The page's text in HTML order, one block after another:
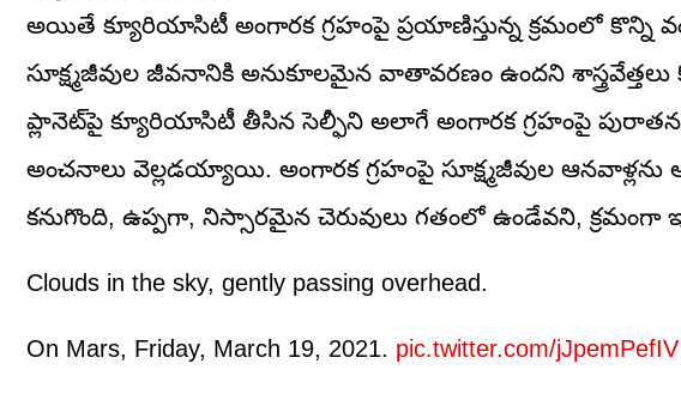
అయితే క్యూరియాసిటీ అంగారక గ్రహంపై ప్రయాణిస్తున్న క్రమంలో కొన్ని
సూక్ష్మజీవుల జీవనానికి అనుకూలమైన వాతావరణం ఉందని
ప్లానెట్‌పై క్యూరియాసిటీ తీసిన సెల్ఫీని అలాగే అంగారక గ్రహంపై
అంచనాలు వెల్లడయ్యాయి. అంగారక గ్రహంపై సూక్ష్మజీవుల
కనుగొంది, ఉప్పగా, నిస్సారమైన చెరువులు గతంలో ఉండేవని,
Clouds in the sky, gently passing overhead.
On Mars, Friday, March 19, 2021. pic.twitter.com/jJpemPefIV